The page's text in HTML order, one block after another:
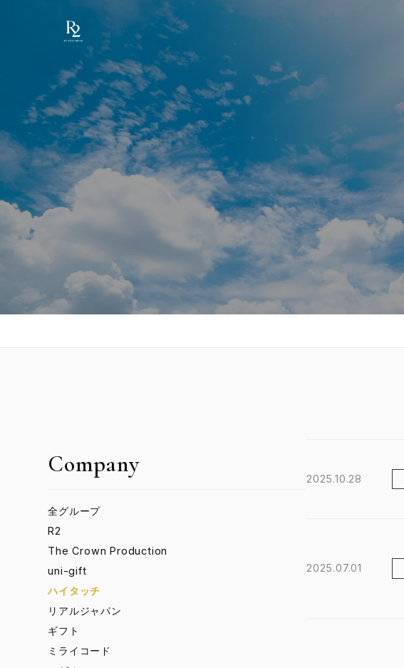
Company
全グループ
R2
The Crown Production
uni-gift
ハイタッチ
リアルジャパン
ギフト
ミライコード
2025.10.28
2025.07.01